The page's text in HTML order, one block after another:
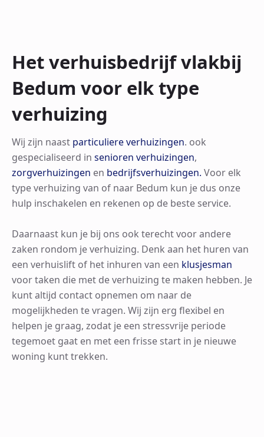
Het verhuisbedrijf vlakbij
Bedum voor elk type
verhuizing
Wij zijn naast particuliere verhuizingen. ook
gespecialiseerd in senioren verhuizingen,
zorgverhuizingen en bedrijfsverhuizingen. Voor elk
type verhuizing van of naar Bedum kun je dus onze
hulp inschakelen en rekenen op de beste service.
Daarnaast kun je bij ons ook terecht voor andere
zaken rondom je verhuizing. Denk aan het huren van
een verhuislift of het inhuren van een klusjesman
voor taken die met de verhuizing te maken hebben. Je
kunt altijd contact opnemen om naar de
mogelijkheden te vragen. Wij zijn erg flexibel en
helpen je graag, zodat je een stressvrije periode
tegemoet gaat en met een frisse start in je nieuwe
woning kunt trekken.